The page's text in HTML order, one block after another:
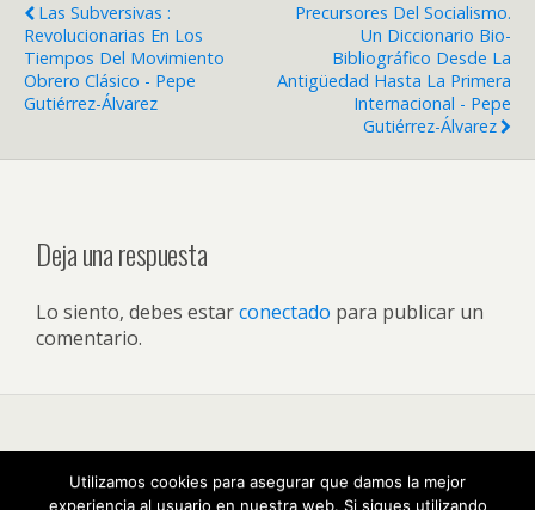
Las Subversivas :
Revolucionarias En Los
Tiempos Del Movimiento
Obrero Clásico - Pepe
Gutiérrez-Álvarez
Precursores Del Socialismo.
Un Diccionario Bio-
Bibliográfico Desde La
Antigüedad Hasta La Primera
Internacional - Pepe
Gutiérrez-Álvarez
Deja una respuesta
Lo siento, debes estarconectado para publicar un
comentario.
Utilizamos cookies para asegurar que damos la mejor
experiencia al usuario en nuestra web. Si sigues utilizando